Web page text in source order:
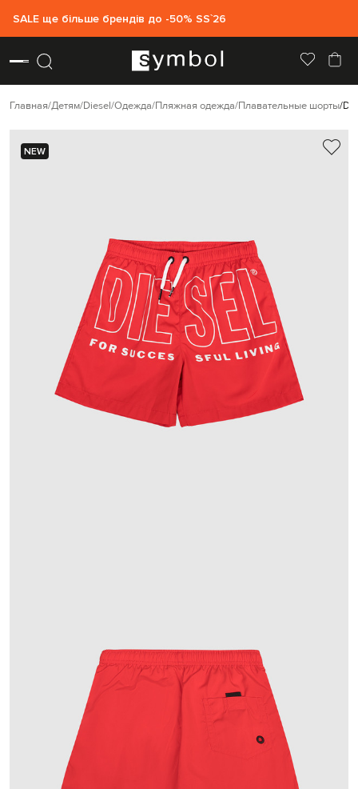
SALE ще більше брендів до -50% SS`26
Главная Детям Diesel Одежда Пляжная одежда Плавательные шорты
NEW